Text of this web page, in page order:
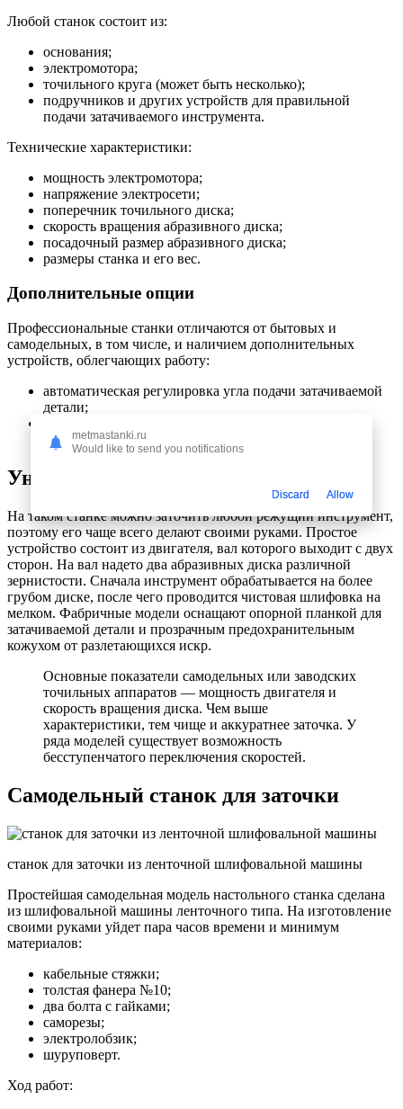
Любой станок состоит из:
основания;
электромотора;
точильного круга (может быть несколько);
подручников и других устройств для правильной
подачи затачиваемого инструмента.
Технические характеристики:
мощность электромотора;
напряжение электросети;
поперечник точильного диска;
скорость вращения абразивного диска;
посадочный размер абразивного диска;
размеры станка и его вес.
Дополнительные опции
Профессиональные станки отличаются от бытовых и
самодельных, в том числе, и наличием дополнительных
устройств, облегчающих работу:
автоматическая регулировка угла подачи затачиваемой
детали;
точильного круга.
Универсальный точильный станок
На таком станке можно заточить любой режущий инструмент,
поэтому его чаще всего делают своими руками. Простое
устройство состоит из двигателя, вал которого выходит с двух
сторон. На вал надето два абразивных диска различной
зернистости. Сначала инструмент обрабатывается на более
грубом диске, после чего проводится чистовая шлифовка на
мелком. Фабричные модели оснащают опорной планкой для
затачиваемой детали и прозрачным предохранительным
кожухом от разлетающихся искр.
Основные показатели самодельных или заводских
точильных аппаратов — мощность двигателя и
скорость вращения диска. Чем выше
характеристики, тем чище и аккуратнее заточка. У
ряда моделей существует возможность
бесступенчатого переключения скоростей.
Самодельный станок для заточки
станок для заточки из ленточной шлифовальной машины
Простейшая самодельная модель настольного станка сделана
из шлифовальной машины ленточного типа. На изготовление
своими руками уйдет пара часов времени и минимум
материалов:
кабельные стяжки;
толстая фанера №10;
два болта с гайками;
саморезы;
электролобзик;
шуруповерт.
Ход работ:
metmastanki.ru
Would like to send you notifications
Discard Allow